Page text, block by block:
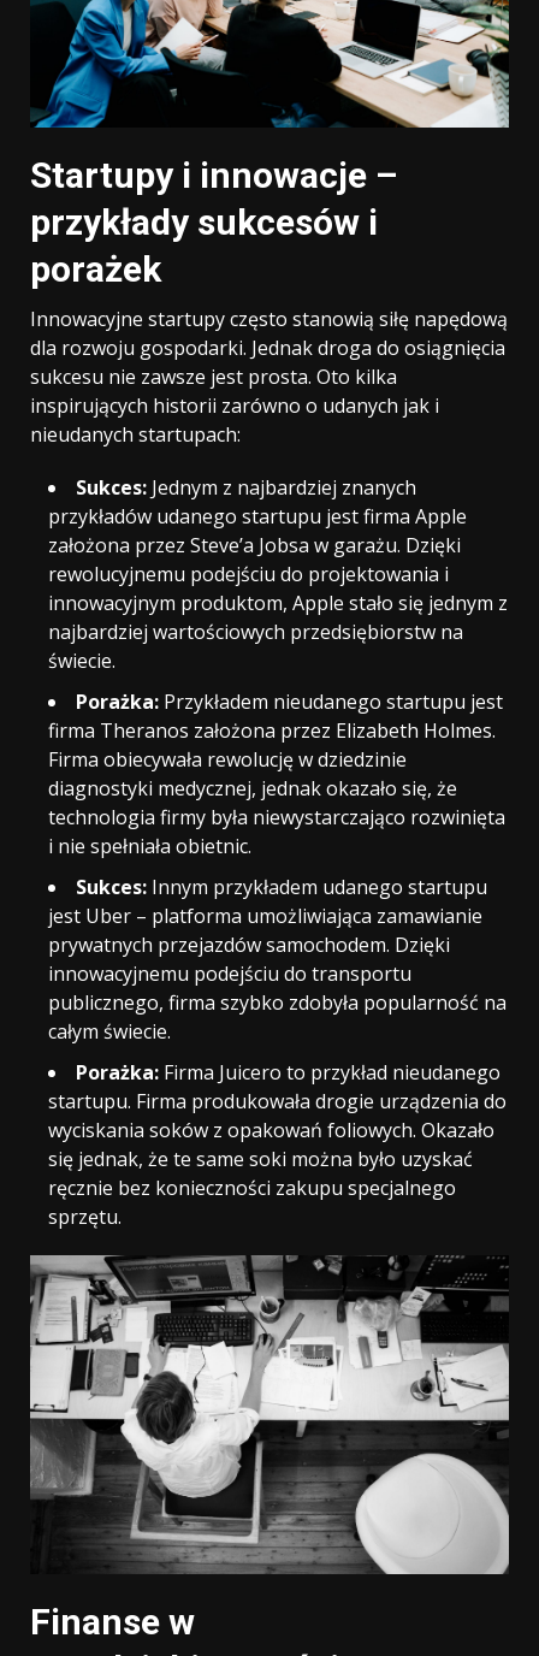
Startupy i innowacje –
przykłady sukcesów i
porażek
Innowacyjne startupy często stanowią siłę napędową
dla rozwoju gospodarki. Jednak droga do osiągnięcia
sukcesu nie zawsze jest prosta. Oto kilka
inspirujących historii zarówno o udanych jak i
nieudanych startupach:
Sukces: Jednym z najbardziej znanych
przykładów udanego startupu jest firma Apple
założona przez Steve’a Jobsa w garażu. Dzięki
rewolucyjnemu podejściu do projektowania i
innowacyjnym produktom, Apple stało się jednym z
najbardziej wartościowych przedsiębiorstw na
świecie.
Porażka: Przykładem nieudanego startupu jest
firma Theranos założona przez Elizabeth Holmes.
Firma obiecywała rewolucję w dziedzinie
diagnostyki medycznej, jednak okazało się, że
technologia firmy była niewystarczająco rozwinięta
i nie spełniała obietnic.
Sukces: Innym przykładem udanego startupu
jest Uber – platforma umożliwiająca zamawianie
prywatnych przejazdów samochodem. Dzięki
innowacyjnemu podejściu do transportu
publicznego, firma szybko zdobyła popularność na
całym świecie.
Porażka: Firma Juicero to przykład nieudanego
startupu. Firma produkowała drogie urządzenia do
wyciskania soków z opakowań foliowych. Okazało
się jednak, że te same soki można było uzyskać
ręcznie bez konieczności zakupu specjalnego
sprzętu.
Finanse w